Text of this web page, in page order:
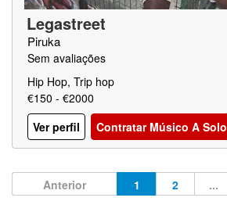
Legastreet
Piruka
Sem avaliações
Hip Hop, Trip hop
€150 - €2000
Ver perfil
Contratar Músico A Solo
Anterior 1 2 ...